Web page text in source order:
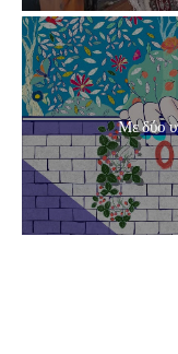
Με δύο